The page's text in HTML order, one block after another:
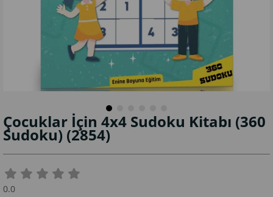
Çocuklar İçin 4x4 Sudoku Kitabı (360
Sudoku) (2854)
0.0